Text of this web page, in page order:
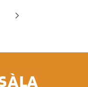
À LA